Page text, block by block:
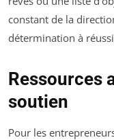
constant de la
détermination à
Ressources
soutien
Pour les